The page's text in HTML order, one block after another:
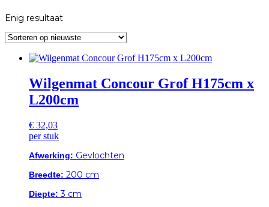
Enig resultaat
Wilgenmat Concour Grof H175cm x
L200cm
€ 32,03
per stuk
Afwerking: Gevlochten
Breedte: 200 cm
Diepte: 3 cm